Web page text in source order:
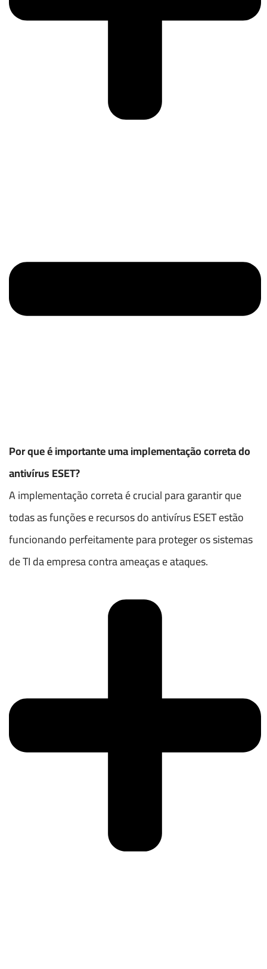
Por que é importante uma implementação correta do
antivírus ESET?
A implementação correta é crucial para garantir que
todas as funções e recursos do antivírus ESET estão
funcionando perfeitamente para proteger os sistemas
de TI da empresa contra ameaças e ataques.